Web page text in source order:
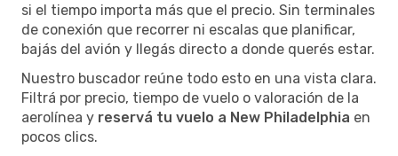
si el tiempo importa más que el precio. Sin terminales
de conexión que recorrer ni escalas que planificar,
bajás del avión y llegás directo a donde querés estar.
Nuestro buscador reúne todo esto en una vista clara.
Filtrá por precio, tiempo de vuelo o valoración de la
aerolínea y reservá tu vuelo a New Philadelphia en
pocos clics.